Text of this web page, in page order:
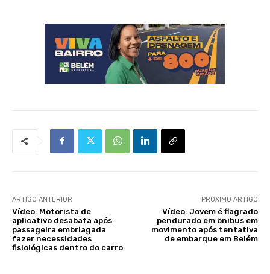
ARTIGO ANTERIOR
Vídeo: Motorista de
aplicativo desabafa após
passageira embriagada
fazer necessidades
fisiológicas dentro do carro
PRÓXIMO ARTIGO
Vídeo: Jovem é flagrado
pendurado em ônibus em
movimento após tentativa
de embarque em Belém